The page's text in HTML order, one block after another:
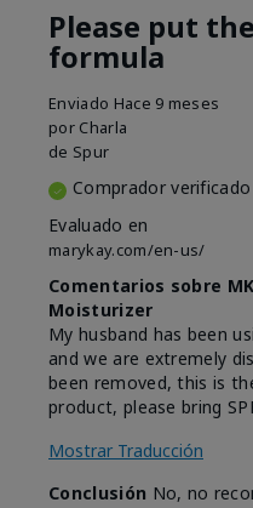
Please put
formula
Enviado Hace 9 meses
por Charla
de Spur
Comprador verificado
Evaluado en
marykay.com/en-us/
Comentarios sobre
Moisturizer
My husband has been
and we are extremely
been removed, this is
product, please bring
Mostrar Traducción
Conclusión No, no